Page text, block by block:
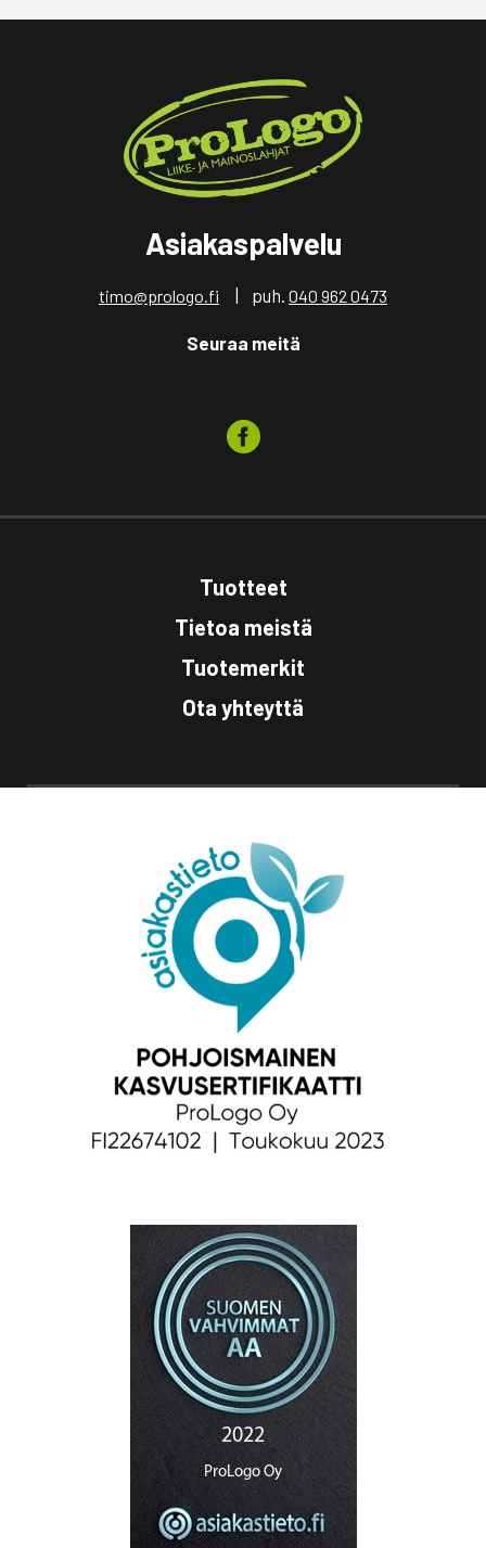
Asiakaspalvelu
timo@prologo.fi | puh. 040 962 0473
Seuraa meitä
Tuotteet
Tietoa meistä
Tuotemerkit
Ota yhteyttä